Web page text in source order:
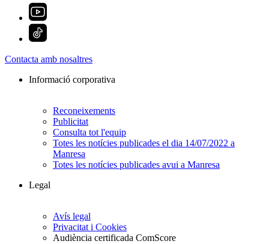
Contacta amb nosaltres
Informació corporativa
Reconeixements
Publicitat
Consulta tot l'equip
Totes les notícies publicades el dia 14/07/2022 a
Manresa
Totes les notícies publicades avui a Manresa
Legal
Avís legal
Privacitat i Cookies
Audiència certificada ComScore